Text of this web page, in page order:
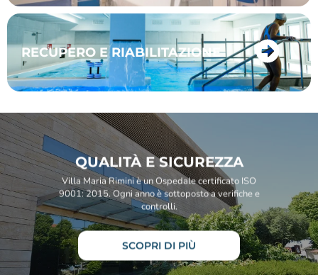
RECUPERO E RIABILITAZIONE
QUALITÀ E SICUREZZA
Villa Maria Rimini è un Ospedale certificato ISO
9001: 2015. Ogni anno è sottoposto a verifiche e
controlli.
SCOPRI DI PIÙ